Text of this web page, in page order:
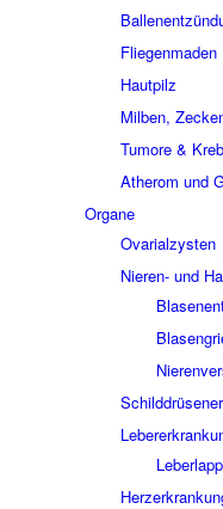
Fliegenmaden
Hautpilz
Milben,
Tumore &
Atherom und
Organe
Ovarialzysten
Nieren- und